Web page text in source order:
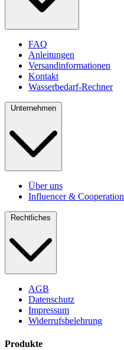
FAQ
Anleitungen
Versandinformationen
Kontakt
Wasserbedarf-Rechner
Unternehmen
Über uns
Influencer & Cooperation
Rechtliches
AGB
Datenschutz
Impressum
Widerrufsbelehrung
Produkte